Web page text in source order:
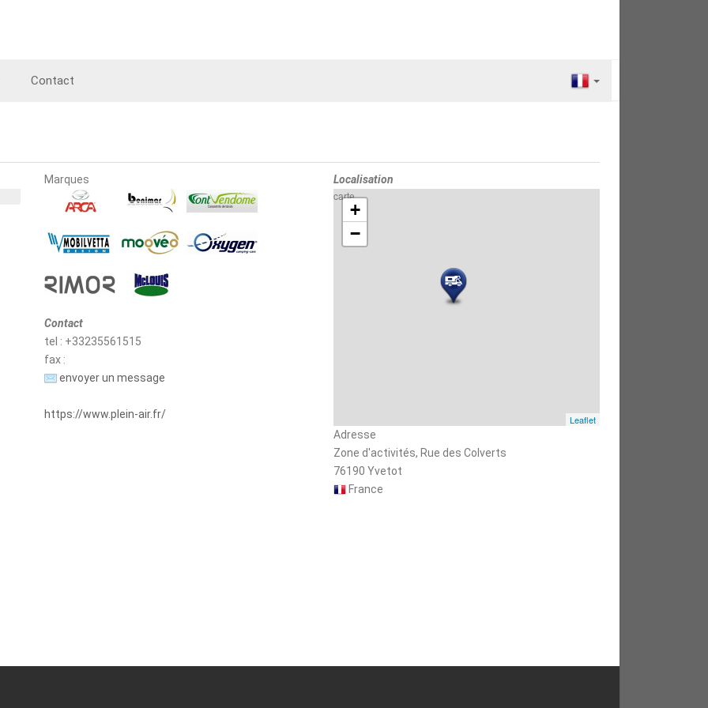
Contact
Marques
Contact
tel : +33235561515
fax :
envoyer un message
https://www.plein-air.fr/
Localisation
carte
+
−
Leaflet
Adresse
Zone d'activités, Rue des Colverts
76190 Yvetot
France